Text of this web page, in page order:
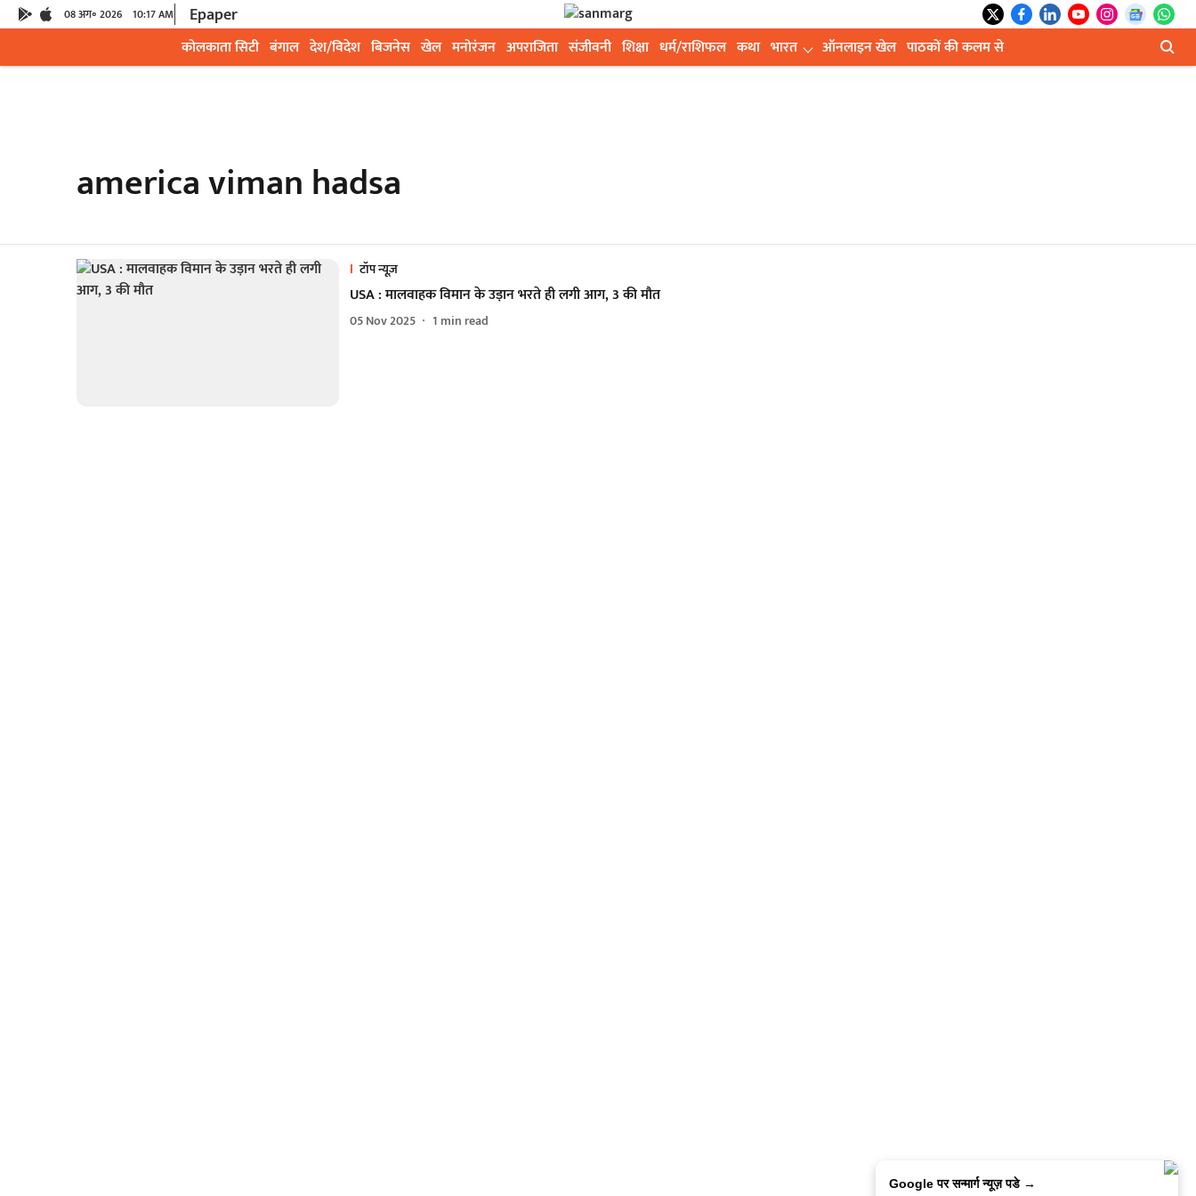
08 अग॰ 2026 10:17 AM Epaper
कोलकाता सिटी बंगाल देश/विदेश बिजनेस खेल मनोरंजन अपराजिता संजीवनी शिक्षा धर्म/राशिफल कथा भारत ऑनलाइन खेल पाठकों की कलम से
america viman hadsa
टॉप न्यूज़
USA : मालवाहक विमान के उड़ान भरते ही लगी आग, 3 की मौत
05 Nov 2025 1 min read
Google पर सन्मार्ग न्यूज़ पडे →